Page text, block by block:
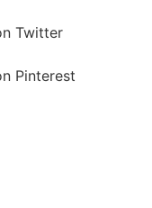
Twitter
Pinterest